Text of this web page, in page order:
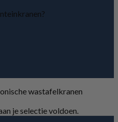
wastafelkranen
je selectie voldoen.